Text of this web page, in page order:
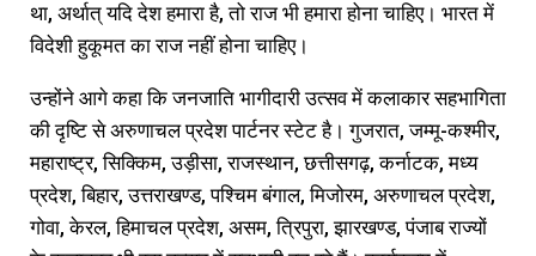
था, अर्थात् यदि देश हमारा है, तो राज भी हमारा होना चाहिए। भारत में
विदेशी हुकूमत का राज नहीं होना चाहिए।
उन्होंने आगे कहा कि जनजाति भागीदारी उत्सव में कलाकार सहभागिता
की दृष्टि से अरुणाचल प्रदेश पार्टनर स्टेट है। गुजरात, जम्मू-कश्मीर,
महाराष्ट्र, सिक्किम, उड़ीसा, राजस्थान, छत्तीसगढ़, कर्नाटक, मध्य
प्रदेश, बिहार, उत्तराखण्ड, पश्चिम बंगाल, मिजोरम, अरुणाचल प्रदेश,
गोवा, केरल, हिमाचल प्रदेश, असम, त्रिपुरा, झारखण्ड, पंजाब राज्यों